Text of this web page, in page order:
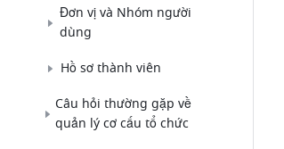
Đơn vị và Nhóm người
dùng
Hồ sơ thành viên
Câu hỏi thường gặp về
quản lý cơ cấu tổ chức